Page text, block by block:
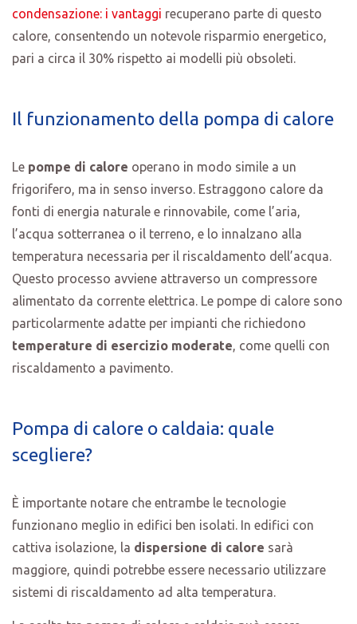
condensazione: i vantaggi recuperano parte di questo
calore, consentendo un notevole risparmio energetico,
pari a circa il 30% rispetto ai modelli più obsoleti.
Il funzionamento della pompa di calore
Le pompe di calore operano in modo simile a un
frigorifero, ma in senso inverso. Estraggono calore da
fonti di energia naturale e rinnovabile, come l’aria,
l’acqua sotterranea o il terreno, e lo innalzano alla
temperatura necessaria per il riscaldamento dell’acqua.
Questo processo avviene attraverso un compressore
alimentato da corrente elettrica. Le pompe di calore sono
particolarmente adatte per impianti che richiedono
temperature di esercizio moderate, come quelli con
riscaldamento a pavimento.
Pompa di calore o caldaia: quale
scegliere?
È importante notare che entrambe le tecnologie
funzionano meglio in edifici ben isolati. In edifici con
cattiva isolazione, la dispersione di calore sarà
maggiore, quindi potrebbe essere necessario utilizzare
sistemi di riscaldamento ad alta temperatura.